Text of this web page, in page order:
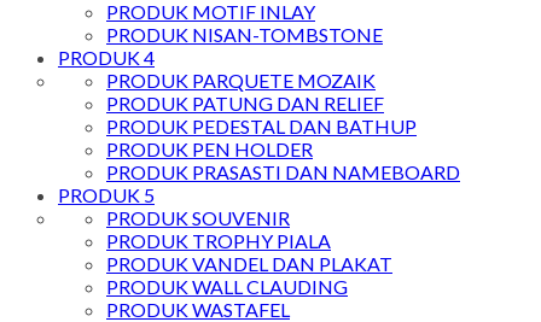
PRODUK MOTIF INLAY
PRODUK NISAN-TOMBSTONE
PRODUK 4
PRODUK PARQUETE MOZAIK
PRODUK PATUNG DAN RELIEF
PRODUK PEDESTAL DAN BATHUP
PRODUK PEN HOLDER
PRODUK PRASASTI DAN NAMEBOARD
PRODUK 5
PRODUK SOUVENIR
PRODUK TROPHY PIALA
PRODUK VANDEL DAN PLAKAT
PRODUK WALL CLAUDING
PRODUK WASTAFEL